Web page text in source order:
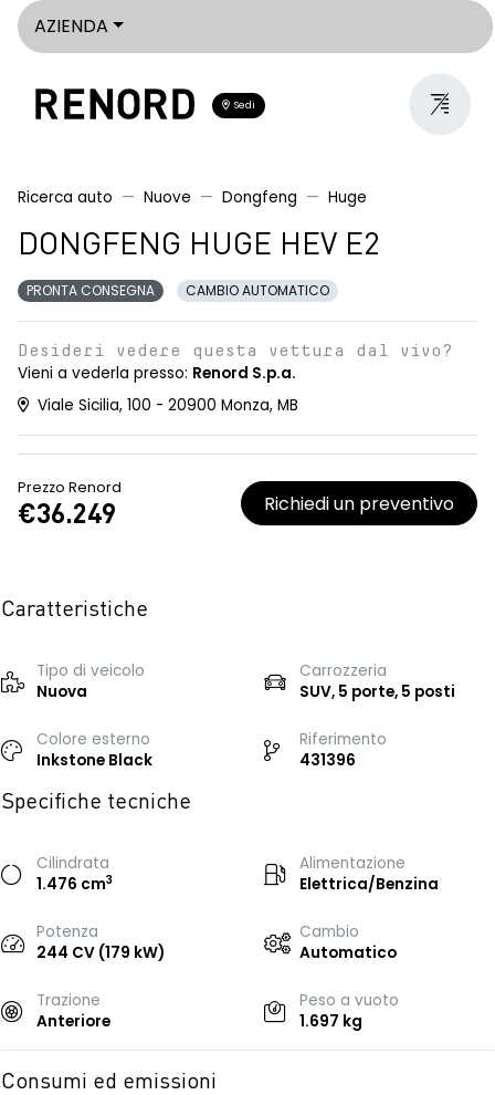
AZIENDA
Sedi
Ricerca auto Nuove Dongfeng Huge
DONGFENG HUGE HEV E2
PRONTA CONSEGNA CAMBIO AUTOMATICO
Desideri vedere questa vettura dal vivo?
Vieni a vederla presso: Renord S.p.a.
Viale Sicilia, 100 - 20900 Monza, MB
Prezzo Renord
€36.249 Richiedi un preventivo
Caratteristiche
Tipo di veicolo
Nuova
Carrozzeria
SUV, 5 porte, 5 posti
Colore esterno
Inkstone Black
Riferimento
431396
Specifiche tecniche
Cilindrata
1.476 cm3
Alimentazione
Elettrica/Benzina
Potenza
244 CV (179 kW)
Cambio
Automatico
Trazione
Anteriore
Peso a vuoto
1.697 kg
Consumi ed emissioni